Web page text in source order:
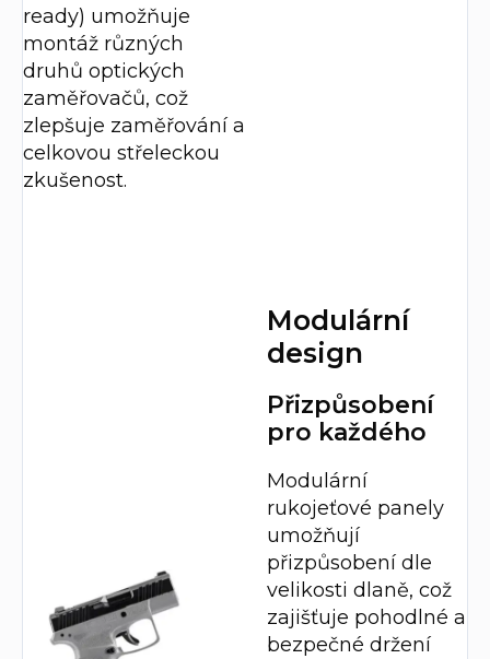
ready) umožňuje
montáž různých
druhů optických
zaměřovačů, což
zlepšuje zaměřování a
celkovou střeleckou
zkušenost.
Modulární
design
Přizpůsobení
pro každého
Modulární
rukojeťové panely
umožňují
přizpůsobení dle
velikosti dlaně, což
zajišťuje pohodlné a
bezpečné držení